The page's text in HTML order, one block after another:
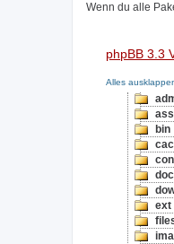
Wenn du alle
phpBB 3.3
Alles
bin
ext